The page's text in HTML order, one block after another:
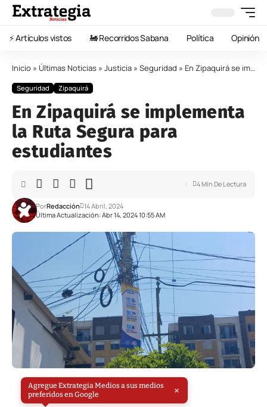
⚡️ Artículos vistos 🚂 Recorridos Sabana Política Opinión
Inicio » Últimas Noticias » Justicia » Seguridad » En Zipaquirá se implementa la Ruta Segura para estudiantes
Seguridad Zipaquirá
En Zipaquirá se implementa
la Ruta Segura para
estudiantes
Última Actualización: Abr 14, 2024 10:55 AM
PorRedacción 14 Abril, 2024
4 Min De Lectura
Agregue Extrategia Medios a sus medios
preferidos en Google
×